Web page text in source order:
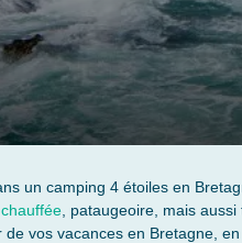
un camping 4 étoiles en
, pataugeoire, mais
de vos vacances en Bretagne,